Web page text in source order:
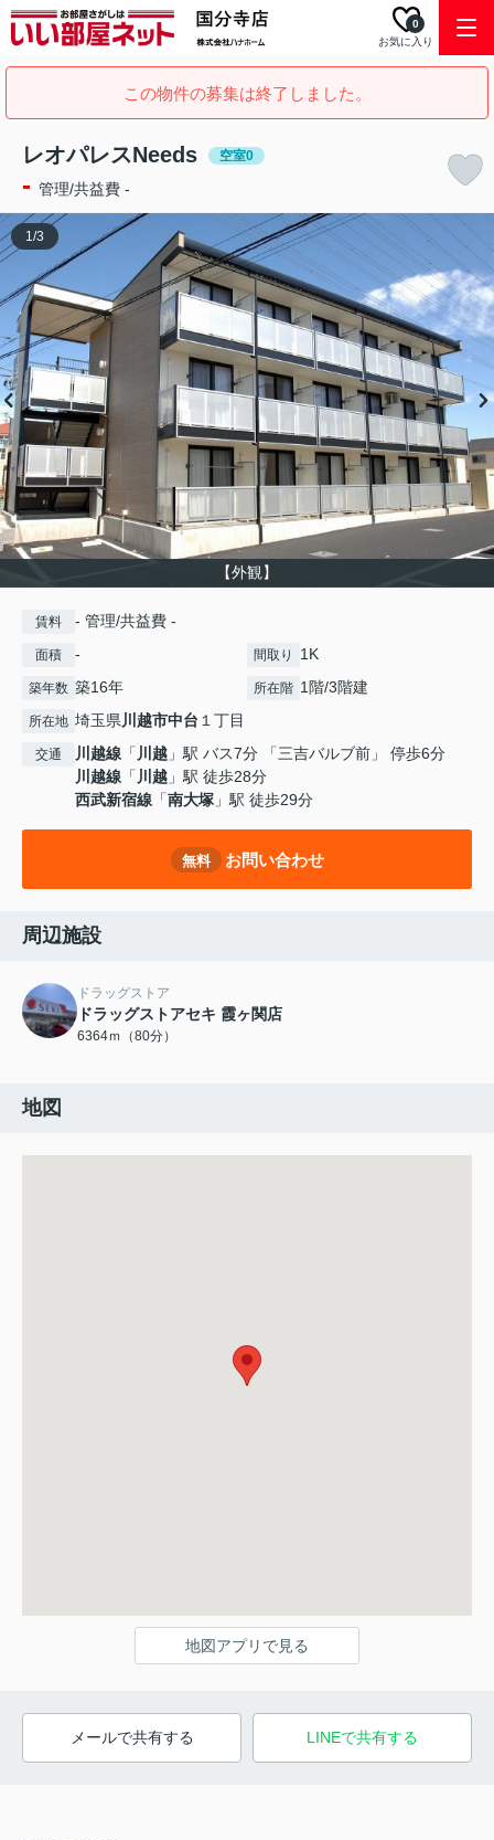
お気に入り
0
この物件の募集は終了しました。
レオパレスNeeds 空室0
- 管理/共益費 -
【外観】
1/3
賃料 - 管理/共益費 -
面積 - 間取り 1K
築年数 築16年 所在階 1階/3階建
所在地 埼玉県川越市中台 １丁目
交通 川越線 「 川越 」駅 バス7分 「三吉バルブ前」 停歩6分
川越線 「 川越 」駅 徒歩28分
西武新宿線 「南大塚 」駅 徒歩29分
無料 お問い合わせ
周辺施設
ドラッグストア
ドラッグストアセキ 霞ヶ関店
6364ｍ（80分）
地図
地図アプリで見る
メールで共有する LINEで共有する